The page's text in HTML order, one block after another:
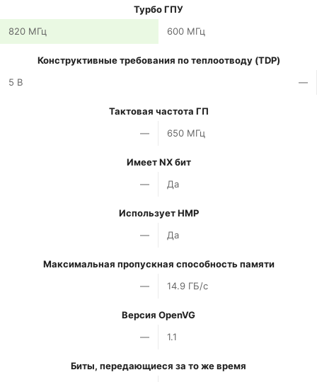
Турбо ГПУ
820 МГц
600 МГц
Конструктивные требования по теплоотводу (TDP)
5 В
—
Тактовая частота ГП
—
650 МГц
Имеет NX бит
—
Да
Использует HMP
—
Да
Максимальная пропускная способность памяти
—
14.9 ГБ/с
Версия OpenVG
—
1.1
Биты, передающиеся за то же время